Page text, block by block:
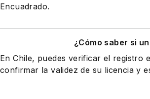
Encuadrado.
¿Cómo saber si
En Chile, puedes verificar el registro
confirmar la validez de su licencia y